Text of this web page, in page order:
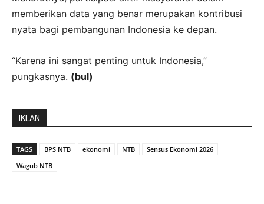
memberikan data yang benar merupakan kontribusi
nyata bagi pembangunan Indonesia ke depan.
“Karena ini sangat penting untuk Indonesia,”
pungkasnya. (bul)
IKLAN
TAGS BPS NTB ekonomi NTB
Sensus Ekonomi 2026
Wagub NTB